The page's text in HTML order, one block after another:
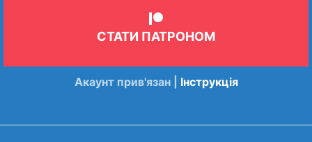
СТАТИ ПАТРОНОМ
Акаунт прив'язан | Інструкція